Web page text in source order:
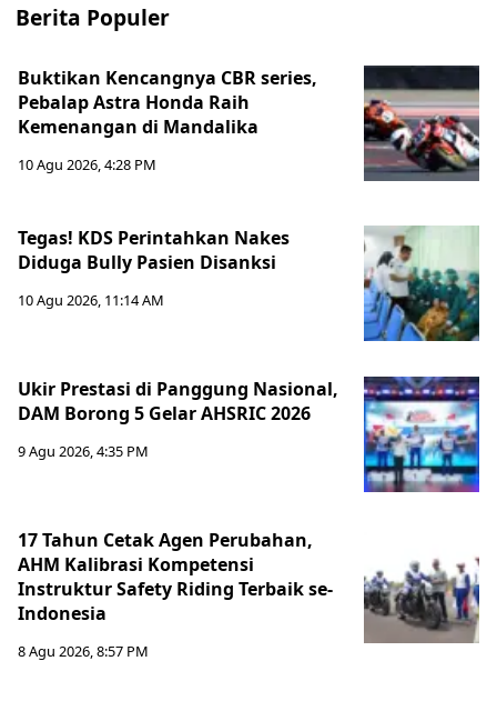
Berita Populer
Buktikan Kencangnya CBR series,
Pebalap Astra Honda Raih
Kemenangan di Mandalika
10 Agu 2026, 4:28 PM
Tegas! KDS Perintahkan Nakes
Diduga Bully Pasien Disanksi
10 Agu 2026, 11:14 AM
Ukir Prestasi di Panggung Nasional,
DAM Borong 5 Gelar AHSRIC 2026
9 Agu 2026, 4:35 PM
17 Tahun Cetak Agen Perubahan,
AHM Kalibrasi Kompetensi
Instruktur Safety Riding Terbaik se-
Indonesia
8 Agu 2026, 8:57 PM